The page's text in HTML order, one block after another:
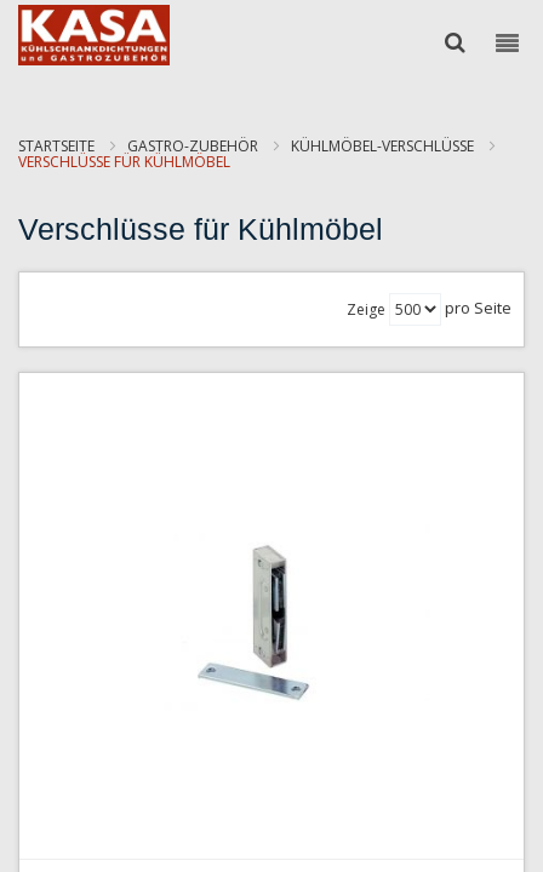
STARTSEITE GASTRO-ZUBEHÖR KÜHLMÖBEL-VERSCHLÜSSE
VERSCHLÜSSE FÜR KÜHLMÖBEL
Verschlüsse für Kühlmöbel
Zeige pro Seite